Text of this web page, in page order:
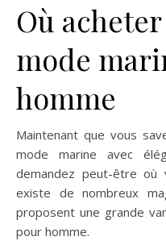
Où
mode
homme
Maintenant que vous
mode marine avec
demandez peut-être où
existe de nombreux
proposent une grande
pour homme.